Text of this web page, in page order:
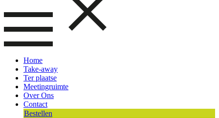
Home
Take-away
Ter plaatse
Meetingruimte
Over Ons
Contact
Bestellen